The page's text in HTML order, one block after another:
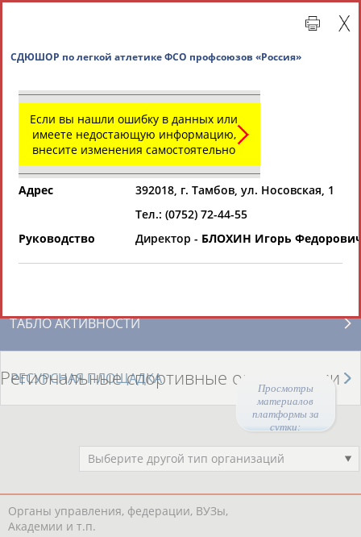
Просмотры
материалов
платформы за
сутки:
Региональные спортивные организации
СВОДНЫЕ ИНДЕКСЫ
ТАБЛО АКТИВНОСТИ
РЕСУРСНАЯ ПЛОЩАДКА
Региональные спортивные организации
Выберите другой тип организаций
Органы управления, федерации, ВУЗы,
Академии и т.п.
Если вы нашли ошибку в данных или
имеете недостающую информацию,
внесите изменения самостоятельно
Адрес
392018, г. Тамбов, ул. Носовская, 1
Тел.: (0752) 72-44-55
Руководство
Директор - БЛОХИН Игорь